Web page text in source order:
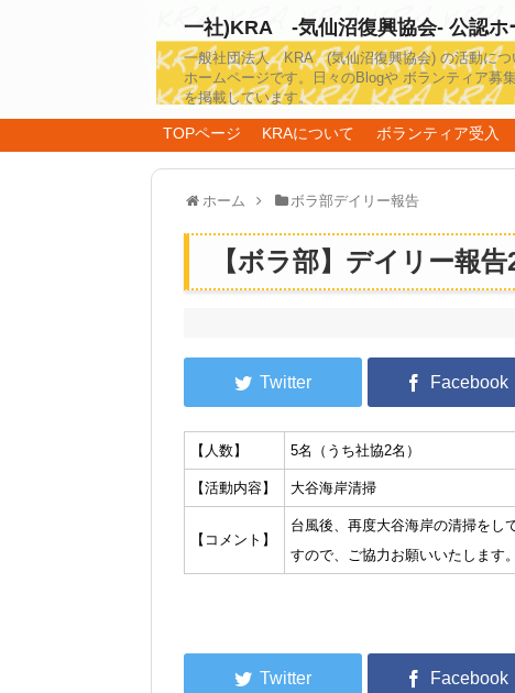
一社)KRA -気仙沼復興協会- 公認ホ
一般社団法人 KRA (気仙沼復興協会) の活動につ
ホームページです。日々のBlogや ボランティア募
を掲載しています。
TOPページ KRAについて ボランティア受入
ホーム ボラ部デイリー報告
【ボラ部】デイリー報
【人数】 5名（うち社協2名）
【活動内容】 大谷海岸清掃
【コメント】
台風後、再度大谷海岸の清掃をし
すので、ご協力お願いいたします。